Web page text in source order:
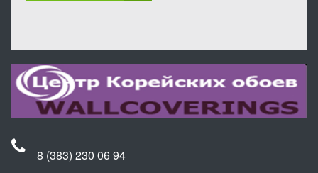
8 (383) 230 06 94